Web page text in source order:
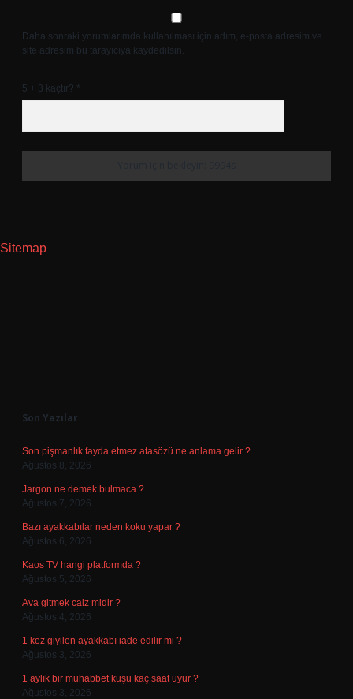
Daha sonraki yorumlarımda kullanılması için adım, e-posta adresim ve
site adresim bu tarayıcıya kaydedilsin.
5 + 3 kaçtır? *
Sitemap
Son Yazılar
Son pişmanlık fayda etmez atasözü ne anlama gelir ?
Ağustos 8, 2026
Jargon ne demek bulmaca ?
Ağustos 7, 2026
Bazı ayakkabılar neden koku yapar ?
Ağustos 6, 2026
Kaos TV hangi platformda ?
Ağustos 5, 2026
Ava gitmek caiz midir ?
Ağustos 4, 2026
1 kez giyilen ayakkabı iade edilir mi ?
Ağustos 3, 2026
1 aylık bir muhabbet kuşu kaç saat uyur ?
Ağustos 3, 2026